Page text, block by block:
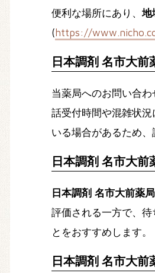
便利な場所にあり、 地
(https://
日本調剤 名市大前
当薬局へのお問い合わ
話受付時間や混雑状
いる場合があるため、
日本調剤 名市大
日本調剤 名市大前薬局
評価される一方で、
とをおすすめします。
日本調剤 名市大